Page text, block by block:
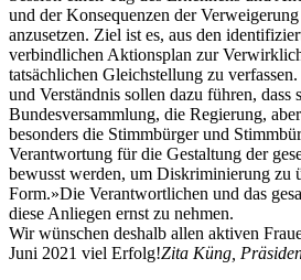
und der Konsequenzen der
anzusetzen. Ziel ist es, aus den
verbindlichen Aktionsplan zur
tatsächlichen Gleichstellung zu
und Verständnis sollen dazu führen, dass
Bundesversammlung, die Regierung,
besonders die Stimmbürger und
Verantwortung für die Gestaltung der
bewusst werden, um Diskriminierung zu
Form.»Die Verantwortlichen und das
diese Anliegen ernst zu nehmen.
Wir wünschen deshalb allen aktiven
Juni 2021 viel Erfolg!Zita Küng,